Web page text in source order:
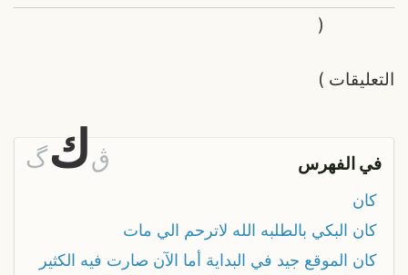
التعليقات
(
)
في الفهرس ڨك گ
كان
كان البكي بالطلبه الله لاترحم الي مات
كان الموقع جيد في البداية أما الآن صارت فيه الكثير